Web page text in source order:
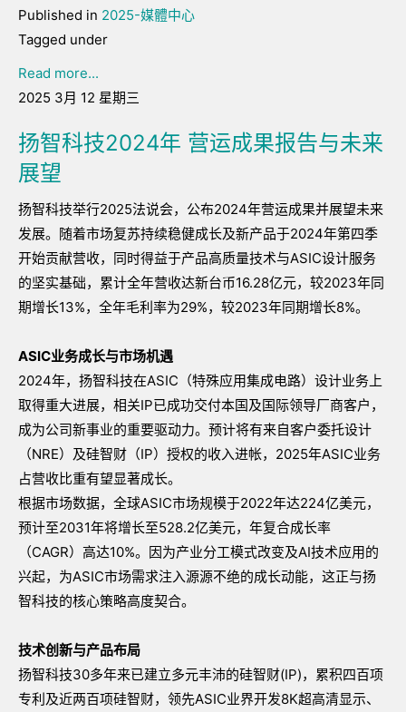
Published in 2025-媒體中心
Tagged under
Read more...
2025 3月 12 星期三
扬智科技2024年 营运成果报告与未来
展望
扬智科技举行2025法说会，公布2024年营运成果并展望未来
发展。随着市场复苏持续稳健成长及新产品于2024年第四季
开始贡献营收，同时得益于产品高质量技术与ASIC设计服务
的坚实基础，累计全年营收达新台币16.28亿元，较2023年同
期增长13%，全年毛利率为29%，较2023年同期增长8%。
ASIC业务成长与市场机遇
2024年，扬智科技在ASIC（特殊应用集成电路）设计业务上
取得重大进展，相关IP已成功交付本国及国际领导厂商客户，
成为公司新事业的重要驱动力。预计将有来自客户委托设计
（NRE）及硅智财（IP）授权的收入进帐，2025年ASIC业务
占营收比重有望显著成长。
根据市场数据，全球ASIC市场规模于2022年达224亿美元，
预计至2031年将增长至528.2亿美元，年复合成长率
（CAGR）高达10%。因为产业分工模式改变及AI技术应用的
兴起，为ASIC市场需求注入源源不绝的成长动能，这正与扬
智科技的核心策略高度契合。
技术创新与产品布局
扬智科技30多年来已建立多元丰沛的硅智财(IP)，累积四百项
专利及近两百项硅智财，领先ASIC业界开发8K超高清显示、